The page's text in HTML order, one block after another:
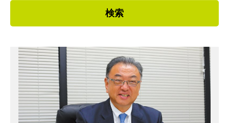
連載・コラム
イベント・セミナー
資料ダウンロード